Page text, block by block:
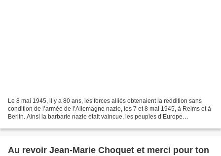
Le 8 mai 1945, il y a 80 ans, les forces alliés obtenaient la reddition sans
condition de l’armée de l’Allemagne nazie, les 7 et 8 mai 1945, à Reims et à
Berlin. Ainsi la barbarie nazie était vaincue, les peuples d’Europe
Au revoir Jean-Marie Choquet et merci pour ton